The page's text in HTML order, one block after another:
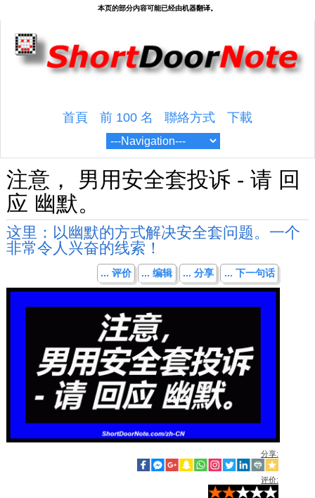
首頁 前 100 名 聯絡方式 下載
注意， 男用安全套投诉 - 请 回
应 幽默。
这里：以幽默的方式解决安全套问题。一个
非常令人兴奋的线索！
... 评价 ... 编辑 ... 分享 ... 下一句话
分享:
评价: